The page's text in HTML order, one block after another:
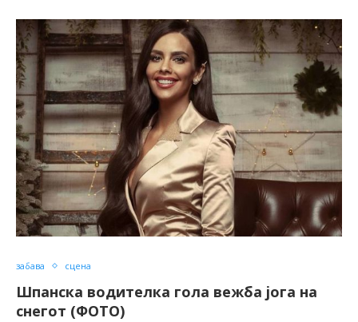
забава сцена
Шпанска водителка гола вежба јога на
снегот (ФОТО)